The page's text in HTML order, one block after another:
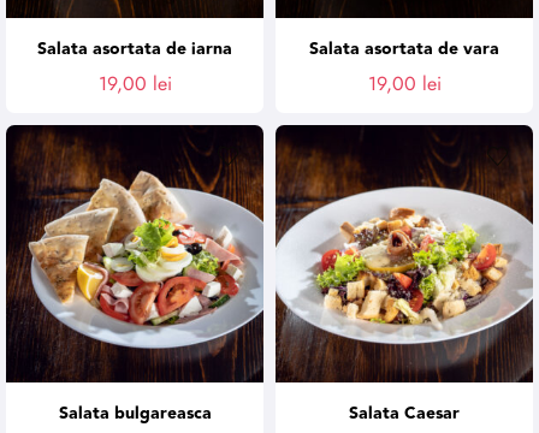
Salata asortata de iarna
19,00 lei
Salata asortata de vara
19,00 lei
Salata bulgareasca Salata Caesar